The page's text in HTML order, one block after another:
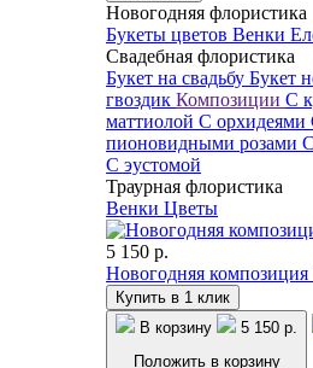
Новогодняя флористика
Букеты цветов Венки
Свадебная флористика
Букет на свадьбу Букет
гвоздик Композиции С
маттиолой С орхидеями
пионовидными розами
С эустомой
Траурная флористика
Венки Цветы
5 150 р.
Новогодняя
Купить в 1 клик
В корзину
5 150 р.
Положить в корзину